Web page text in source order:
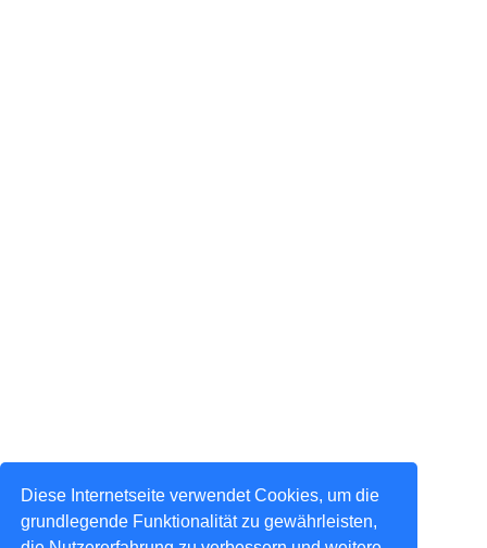
Diese Internetseite verwendet Cookies, um die
grundlegende Funktionalität zu gewährleisten,